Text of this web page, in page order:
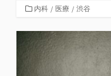
カ
ゴ
内科 / 医療 / 渋谷